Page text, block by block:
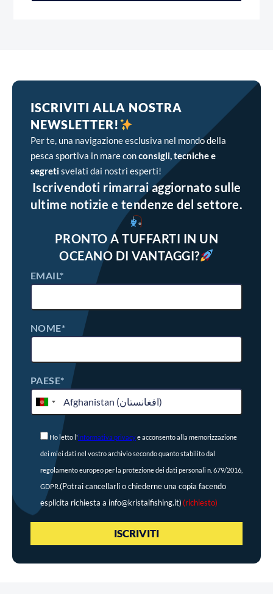
ISCRIVITI ALLA NOSTRA
NEWSLETTER!
Per te, una navigazione esclusiva nel mondo della
pesca sportiva in mare conconsigli, tecniche e
segretisvelati dai nostri esperti!
Iscrivendoti rimarrai aggiornato sulle
ultime notizie e tendenze del settore.
PRONTO A TUFFARTI IN UN
OCEANO DI VANTAGGI?
EMAIL*
NOME*
PAESE*
Ho letto l'informativa privacye acconsento alla memorizzazione
dei miei dati nel vostro archivio secondo quanto stabilito dal
regolamento europeo per la protezione dei dati personali n. 679/2016,
GDPR. (Potrai cancellarli o chiederne una copia facendo
esplicita richiesta a info@kristalfishing.it) (richiesto)